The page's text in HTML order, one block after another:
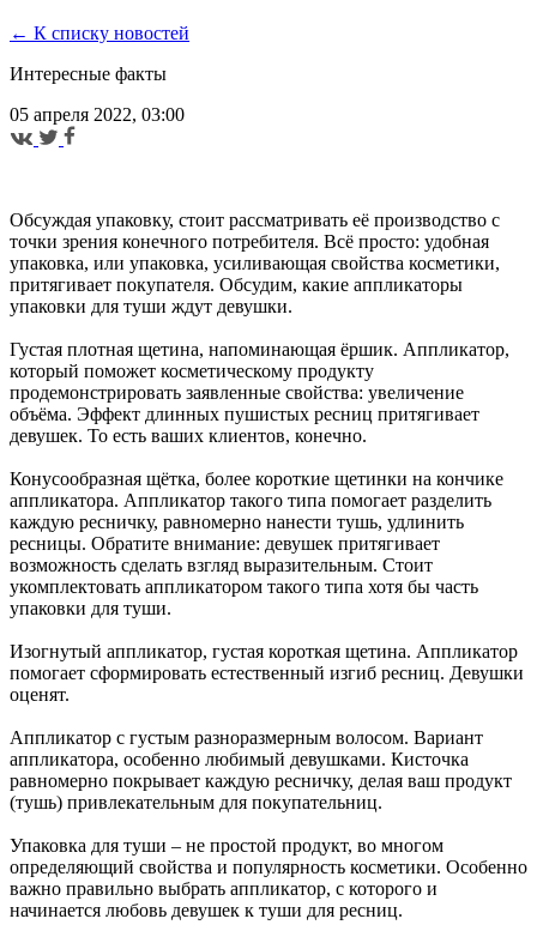
← К списку новостей
Интересные факты
05 апреля 2022, 03:00
Обсуждая упаковку, стоит рассматривать её производство с
точки зрения конечного потребителя. Всё просто: удобная
упаковка, или упаковка, усиливающая свойства косметики,
притягивает покупателя. Обсудим, какие аппликаторы
упаковки для туши ждут девушки.
Густая плотная щетина, напоминающая ёршик. Аппликатор,
который поможет косметическому продукту
продемонстрировать заявленные свойства: увеличение
объёма. Эффект длинных пушистых ресниц притягивает
девушек. То есть ваших клиентов, конечно.
Конусообразная щётка, более короткие щетинки на кончике
аппликатора. Аппликатор такого типа помогает разделить
каждую ресничку, равномерно нанести тушь, удлинить
ресницы. Обратите внимание: девушек притягивает
возможность сделать взгляд выразительным. Стоит
укомплектовать аппликатором такого типа хотя бы часть
упаковки для туши.
Изогнутый аппликатор, густая короткая щетина. Аппликатор
помогает сформировать естественный изгиб ресниц. Девушки
оценят.
Аппликатор с густым разноразмерным волосом. Вариант
аппликатора, особенно любимый девушками. Кисточка
равномерно покрывает каждую ресничку, делая ваш продукт
(тушь) привлекательным для покупательниц.
Упаковка для туши – не простой продукт, во многом
определяющий свойства и популярность косметики. Особенно
важно правильно выбрать аппликатор, с которого и
начинается любовь девушек к туши для ресниц.